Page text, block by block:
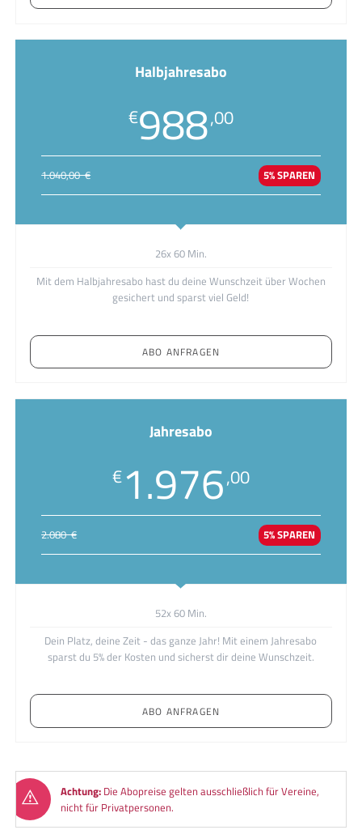
Halbjahresabo
€988,00
1.040,00 € 5% SPAREN
26x 60 Min.
Mit dem Halbjahresabo hast du deine Wunschzeit über Wochen
gesichert und sparst viel Geld!
ABO ANFRAGEN
Jahresabo
€1.976,00
2.080 € 5% SPAREN
52x 60 Min.
Dein Platz, deine Zeit - das ganze Jahr! Mit einem Jahresabo
sparst du 5% der Kosten und sicherst dir deine Wunschzeit.
ABO ANFRAGEN
Achtung: Die Abopreise gelten ausschließlich für Vereine,
nicht für Privatpersonen.